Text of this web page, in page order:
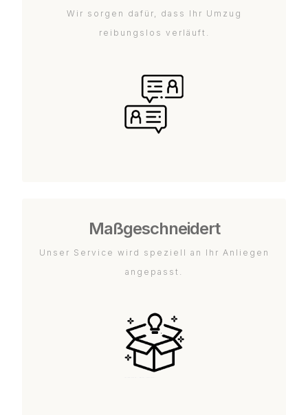
Wir sorgen dafür, dass Ihr Umzug
reibungslos verläuft.
Maßgeschneidert
Unser Service wird speziell an Ihr Anliegen
angepasst.